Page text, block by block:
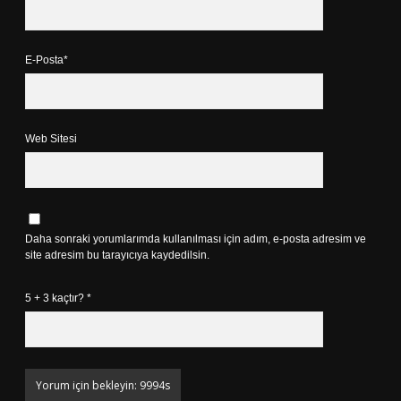
E-Posta*
Web Sitesi
Daha sonraki yorumlarımda kullanılması için adım, e-posta adresim ve
site adresim bu tarayıcıya kaydedilsin.
5 + 3 kaçtır? *